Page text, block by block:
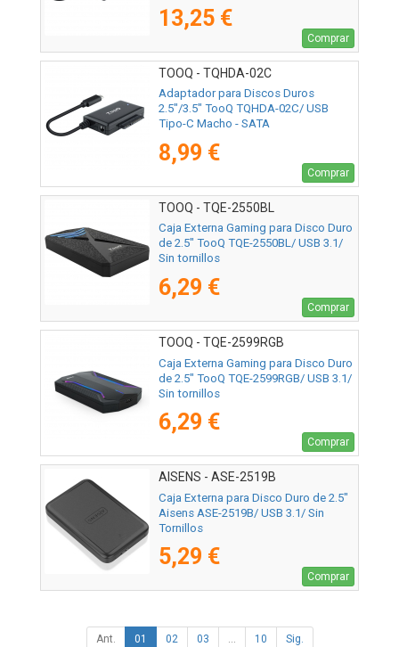
13,25 €
Comprar
TOOQ - TQHDA-02C
Adaptador para Discos Duros
2.5"/3.5" TooQ TQHDA-02C/ USB
Tipo-C Macho - SATA
8,99 €
Comprar
TOOQ - TQE-2550BL
Caja Externa Gaming para Disco Duro
de 2.5" TooQ TQE-2550BL/ USB 3.1/
Sin tornillos
6,29 €
Comprar
TOOQ - TQE-2599RGB
Caja Externa Gaming para Disco Duro
de 2.5" TooQ TQE-2599RGB/ USB 3.1/
Sin tornillos
6,29 €
Comprar
AISENS - ASE-2519B
Caja Externa para Disco Duro de 2.5"
Aisens ASE-2519B/ USB 3.1/ Sin
Tornillos
5,29 €
Comprar
Ant. 01 02 03 ... 10 Sig.